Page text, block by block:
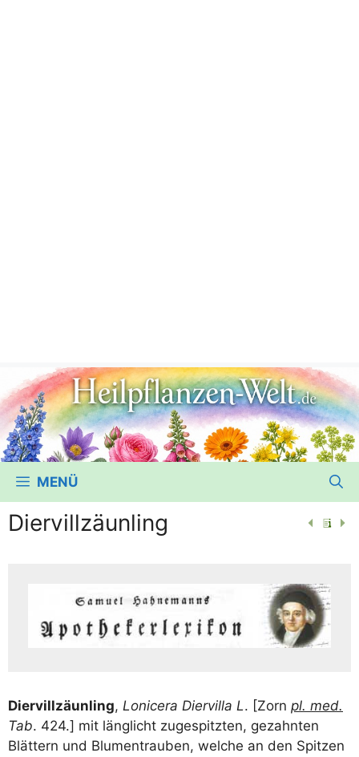
MENÜ
Diervillzäunling
Dier­vill­zäun­ling, Loni­ce­ra Dier­vil­la L. [Zorn pl. med.
Tab. 424.] mit läng­licht zuge­spitz­ten, gezahn­ten
Blät­tern und Blu­men­trau­ben, wel­che an den Spit­zen